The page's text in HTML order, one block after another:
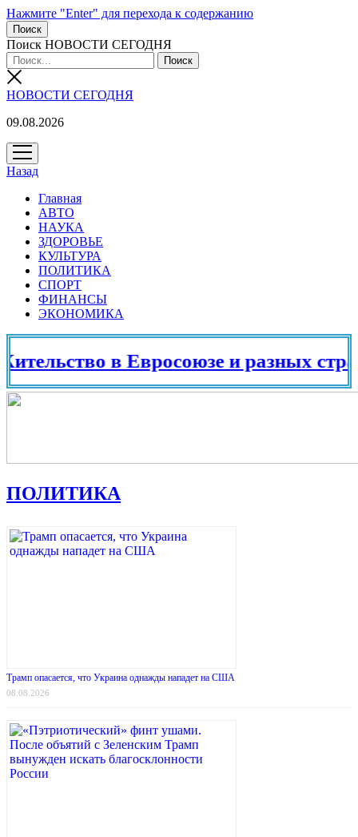
Нажмите "Enter" для перехода к содержанию
Поиск
Поиск НОВОСТИ СЕГОДНЯ
НОВОСТИ СЕГОДНЯ
09.08.2026
открыть
меню
Назад
Главная
АВТО
НАУКА
ЗДОРОВЬЕ
КУЛЬТУРА
ПОЛИТИКА
СПОРТ
ФИНАНСЫ
ЭКОНОМИКА
в Евросоюзе и разных странах
ПОЛИТИКА
Трамп опасается, что Украина однажды нападет на США
08.08.2026